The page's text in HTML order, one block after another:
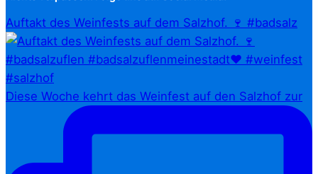
Auftakt des Weinfests auf dem Salzhof. 🍷 #badsalz
Diese Woche kehrt das Weinfest auf den Salzhof zur